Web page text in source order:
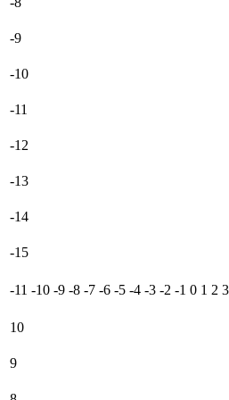
-9
-10
-11
-12
-13
-14
-15
-11 -10 -9 -8 -7 -6 -5 -4 -3 -2 -1 0 1 2 3
10
9